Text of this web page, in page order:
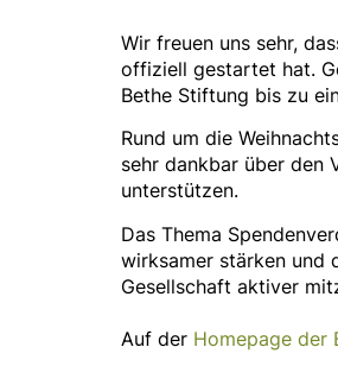
Wir freuen uns sehr,
offiziell gestartet hat.
Bethe Stiftung bis zu
Rund um die
sehr dankbar über den
unterstützen.
Das Thema
wirksamer stärken und
Gesellschaft aktiver
Auf der Homepage der